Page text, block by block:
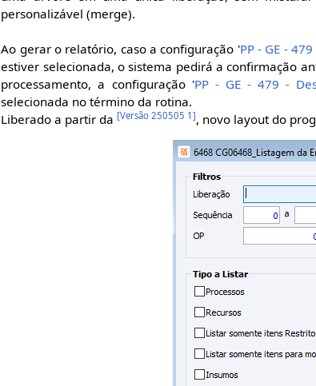
personalizável (merge).
Ao gerar o relatório, caso a configuração 'PP - GE -
estiver selecionada, o sistema pedirá a confirmação
processamento, a configuração 'PP - GE - 479 -
selecionada no término da rotina.
Liberado a partir da [Versão 250505 1], novo layout do